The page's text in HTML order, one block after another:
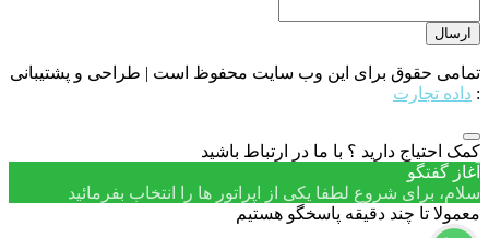
تمامی حقوق برای این وب سایت محفوظ است | طراحی و پشتیبانی
: داده تجارت
کمک احتیاج دارید ؟ با ما در ارتباط باشید
آغاز گفتگو
سلام، برای شروع لطفا یکی از اپراتور ها را انتخاب بفرمائید
معمولا تا چند دقیقه پاسخگو هستیم